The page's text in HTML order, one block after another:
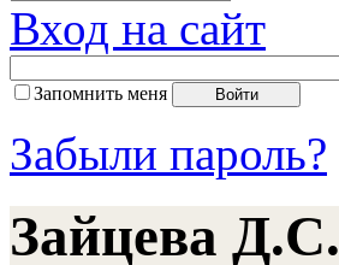
Вход на сайт
Запомнить меня
Забыли пароль?
Зайцева Д.С.